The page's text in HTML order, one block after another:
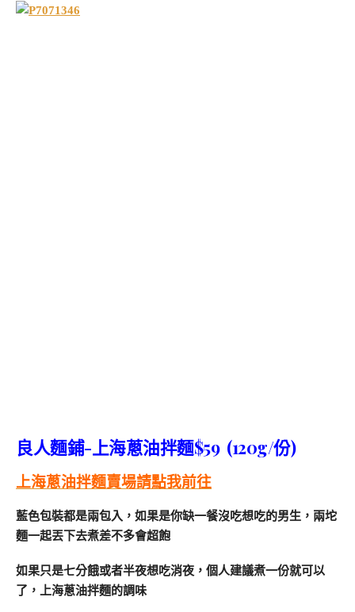
良人麵鋪-上海蔥油拌麵$59 (120g/份)
上海蔥油拌麵賣場請點我前往
藍色包裝都是兩包入，如果是你缺一餐沒吃想吃的男生，兩坨
麵一起丟下去煮差不多會超飽
如果只是七分餓或者半夜想吃消夜，個人建議煮一份就可以
了，上海蔥油拌麵的調味